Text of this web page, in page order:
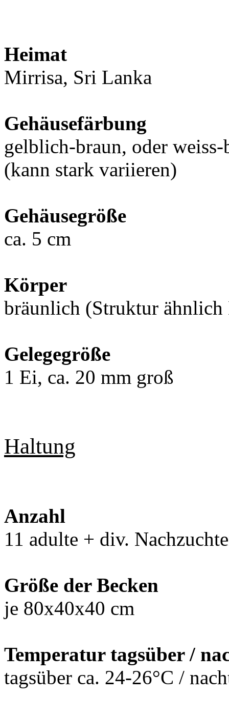
Heimat
Mirrisa, Sri Lanka
Gehäusefärbung
gelblich-braun, oder
(kann stark variieren)
Gehäusegröße
ca. 5 cm
Körper
bräunlich (Struktur
Gelegegröße
1 Ei, ca. 20 mm groß
Haltung
Anzahl
11 adulte + div.
Größe der Becken
je 80x40x40 cm
Temperatur tagsüber /
tagsüber ca. 24-26°C /